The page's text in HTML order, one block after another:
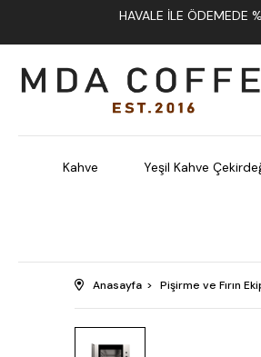
HAVALE İLE ÖDEMEDE
Kahve Yeşil Kahve
Anasayfa Pişirme ve Fırın